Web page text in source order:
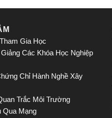
Gia Học
Các Khóa Học Nghiệp
Chỉ Hành Nghề Xây
Trắc Môi Trường
Qua Mạng